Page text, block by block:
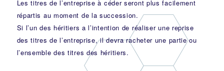
Les titres de l’entreprise à céder seront plus facilement
répartis au moment de la succession.
Si l’un des héritiers a l’intention de réaliser une reprise
des titres de l’entreprise, il devra racheter une partie ou
l’ensemble des titres des héritiers.